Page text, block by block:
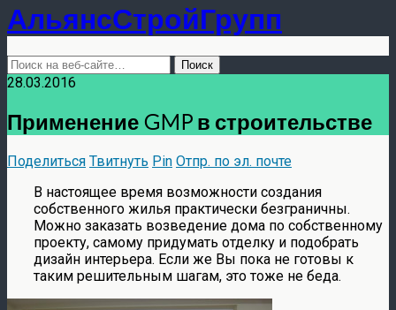
АльянсСтройГрупп
28.03.2016
Применение GMP в строительстве
Поделиться Твитнуть Pin Отпр. по эл. почте
В настоящее время возможности создания
собственного жилья практически безграничны.
Можно заказать возведение дома по собственному
проекту, самому придумать отделку и подобрать
дизайн интерьера. Если же Вы пока не готовы к
таким решительным шагам, это тоже не беда.